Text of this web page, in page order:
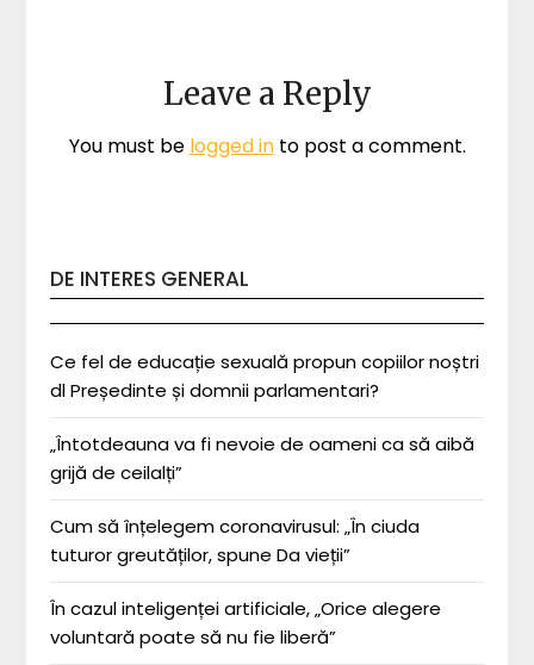
Leave a Reply
You must be logged into post a comment.
DE INTERES GENERAL
Ce fel de educație sexuală propun copiilor noștri
dl Președinte și domnii parlamentari?
„Întotdeauna va fi nevoie de oameni ca să aibă
grijă de ceilalți”
Cum să înțelegem coronavirusul: „În ciuda
tuturor greutăților, spune Da vieții”
În cazul inteligenței artificiale, „Orice alegere
voluntară poate să nu fie liberă”